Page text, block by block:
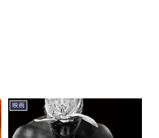
映画